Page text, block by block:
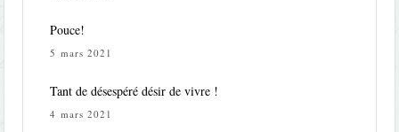
Pouce!
5 mars 2021
Tant de désespéré désir de vivre !
4 mars 2021